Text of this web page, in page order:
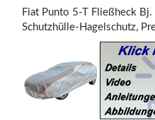
Fiat Punto 5-T Fließheck
Schutzhülle-Hagelschutz,